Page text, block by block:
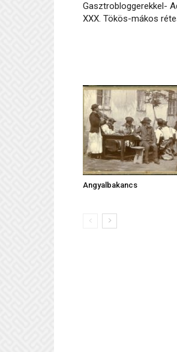
Gasztrobloggerekkel-
XXX. Tökös-mákos
Angyalbakancs